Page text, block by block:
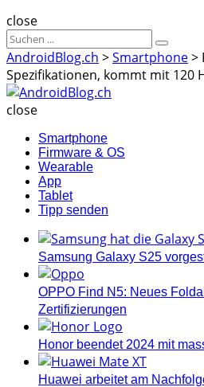
Suche
close
Sucheergebnisse
für
Suche
AndroidBlog.ch >Smartphone>
Spezifikationen, kommt mit 120
close
Smartphone
Firmware & OS
Wearable
App
Tablet
Tipp senden
Samsung Galaxy S25
OPPO Find N5: Neues
Zertifizierungen
Honor beendet 2024 mit
Huawei arbeitet am